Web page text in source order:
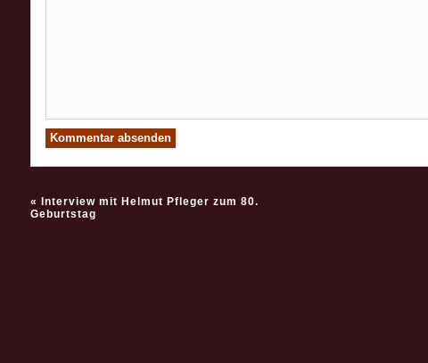
«
Interview mit Helmut Pfleger zum 80.
Geburtstag